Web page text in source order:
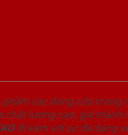
các dòng cửa trong
lượng cao, giá
đi kèm với sự đa dạng